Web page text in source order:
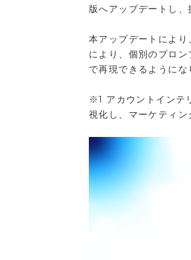
版へアップデートし、
本アップデートによ
により、個別のプロ
で再現できるようにな
※1 アカウントインテ
視化し、マーケティン